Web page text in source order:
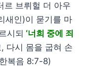
르 브뤼헐 더 아우
새인)이 묻기를 마
시되 ‘너희 중에 죄
다시 몸을 굽혀 손
복음 8:7-8)